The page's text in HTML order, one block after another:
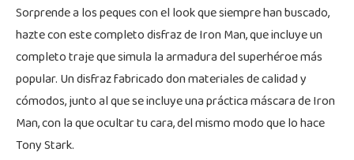
Sorprende a los peques con el look que siempre han buscado,
hazte con este completo disfraz de Iron Man, que incluye un
completo traje que simula la armadura del superhéroe más
popular. Un disfraz fabricado don materiales de calidad y
cómodos, junto al que se incluye una práctica máscara de Iron
Man, con la que ocultar tu cara, del mismo modo que lo hace
Tony Stark.